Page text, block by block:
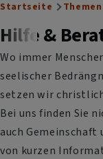
Breadcrumb
Startseite Themen
Hilfe &
Wo immer
seelischer
setzen wir
Bei uns finden Sie
auch
von kurzen